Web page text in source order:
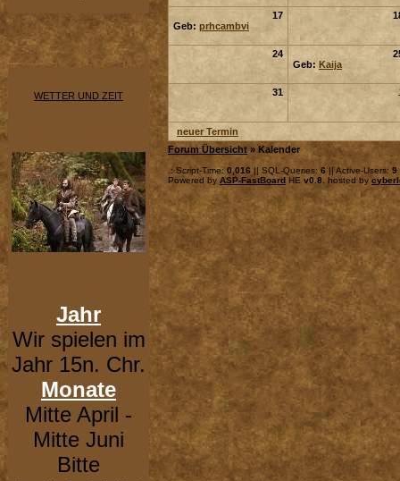
WETTER UND ZEIT
Jahr
Wir spielen im
Jahr 15n. Chr.
Monate
Mitte April -
Mitte Juni
Bitte
17
Geb: prhcambvi
24
Geb: Kaija
31
neuer Termin
Forum Übersicht » Kalender
.: Script-Time: 0,016 || SQL-Queries: 6 || Active-Users: 9
Powered by ASP-FastBoard HE v0.8 , hosted by